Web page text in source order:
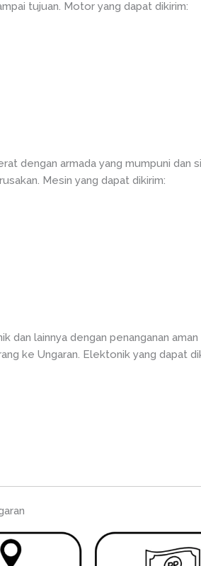
tujuan. Motor yang dapat dikirim:
dengan armada yang mumpuni dan
Mesin yang dapat dikirim:
lainnya dengan penanganan
ke Ungaran. Elektonik yang dapat